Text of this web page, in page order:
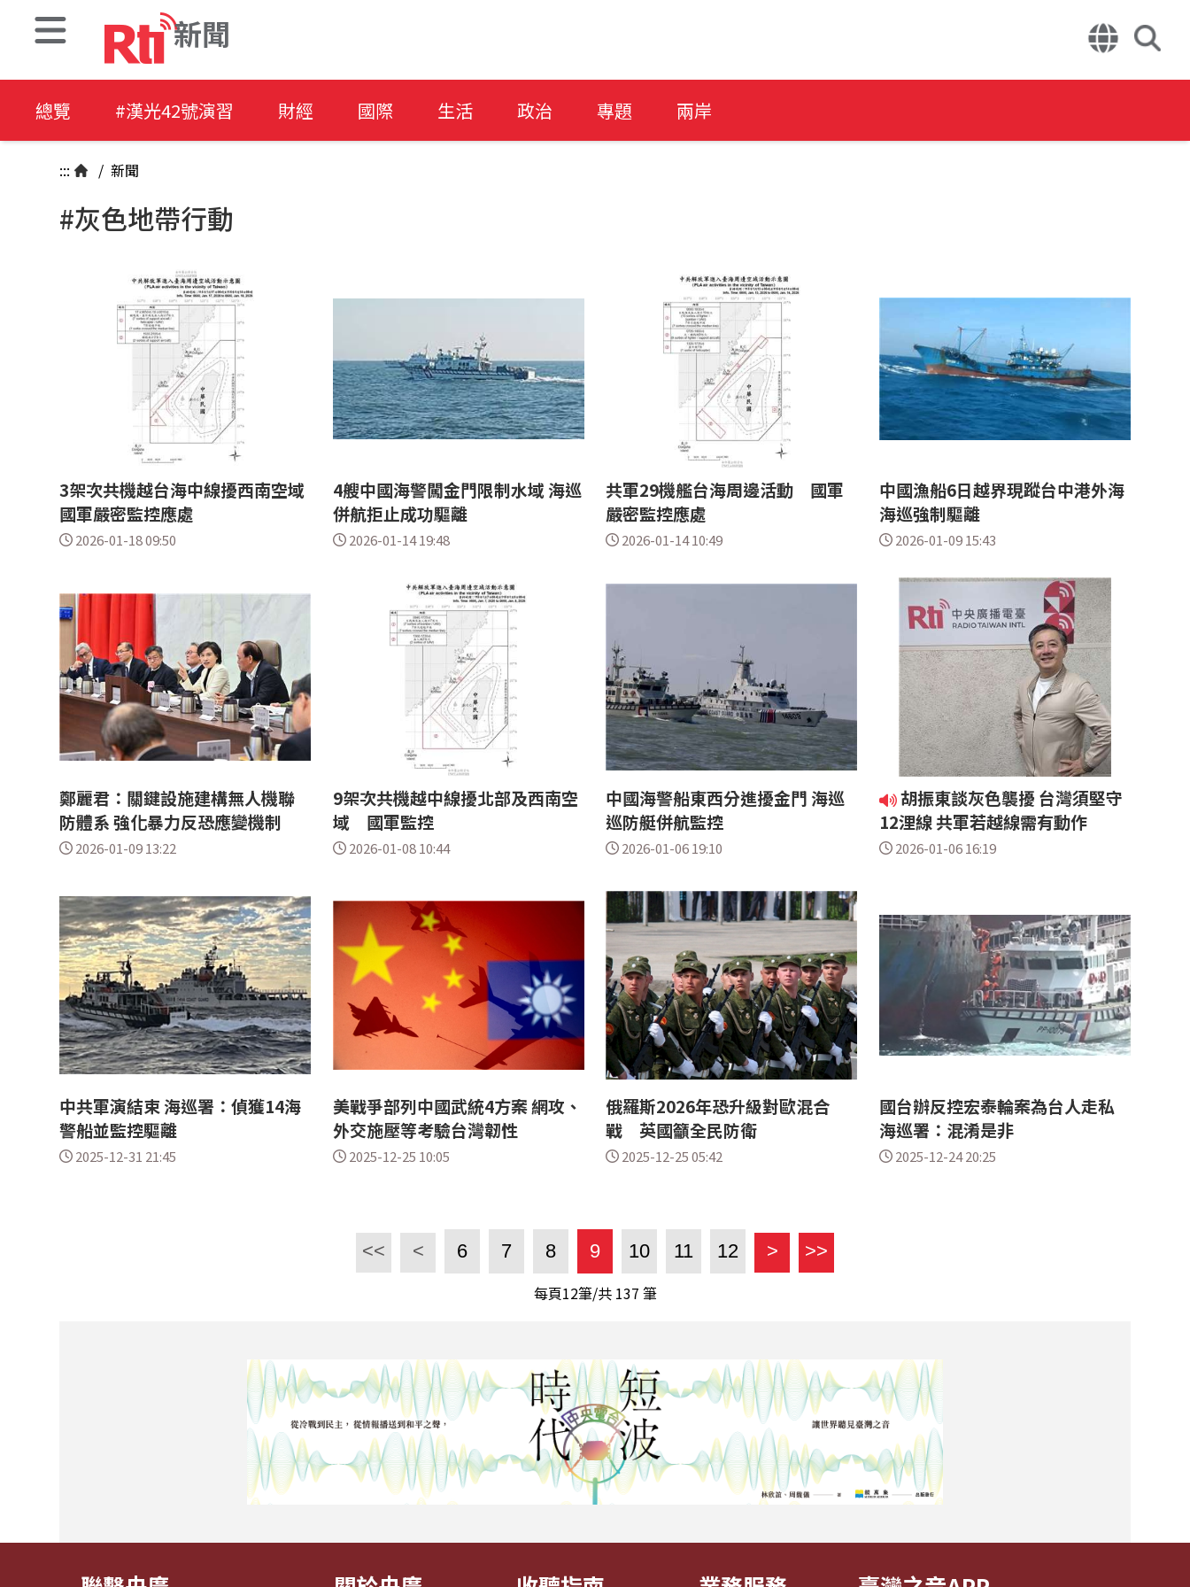
新聞
總覽 #漢光42號演習 財經 國際 生活 政治 專題 兩岸
::: / 新聞
#灰色地帶行動
3架次共機越台海中線擾西南空域
國軍嚴密監控應處
2026-01-18 09:50
4艘中國海警闖金門限制水域 海巡
併航拒止成功驅離
2026-01-14 19:48
共軍29機艦台海周邊活動 國軍
嚴密監控應處
2026-01-14 10:49
中國漁船6日越界現蹤台中港外海
海巡強制驅離
2026-01-09 15:43
鄭麗君：關鍵設施建構無人機聯
防體系 強化暴力反恐應變機制
2026-01-09 13:22
9架次共機越中線擾北部及西南空
域 國軍監控
2026-01-08 10:44
中國海警船東西分進擾金門 海巡
巡防艇併航監控
2026-01-06 19:10
胡振東談灰色襲擾 台灣須堅守
12浬線 共軍若越線需有動作
2026-01-06 16:19
中共軍演結束 海巡署：偵獲14海
警船並監控驅離
2025-12-31 21:45
美戰爭部列中國武統4方案 網攻、
外交施壓等考驗台灣韌性
2025-12-25 10:05
俄羅斯2026年恐升級對歐混合
戰 英國籲全民防衛
2025-12-25 05:42
國台辦反控宏泰輪案為台人走私
海巡署：混淆是非
2025-12-24 20:25
<< < 6 7 8 9 10 11 12 > >>
每頁12筆/共 137 筆